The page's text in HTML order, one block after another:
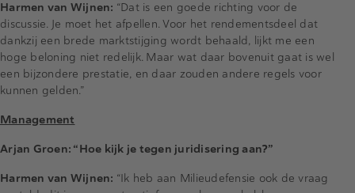
Harmen van Wijnen: “Dat is een goede richting voor de
discussie. Je moet het afpellen. Voor het rendementsdeel dat
dankzij een brede marktstijging wordt behaald, lijkt me een
hoge beloning niet redelijk. Maar wat daar bovenuit gaat is wel
een bijzondere prestatie, en daar zouden andere regels voor
kunnen gelden.”
Management
Arjan Groen: “Hoe kijk je tegen juridisering aan?”
Harmen van Wijnen: “Ik heb aan Milieudefensie ook de vraag